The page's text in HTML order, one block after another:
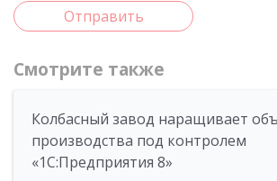
Отправить
Смотрите также
Колбасный завод наращивает
производства под контролем
«1С:Предприятия 8»